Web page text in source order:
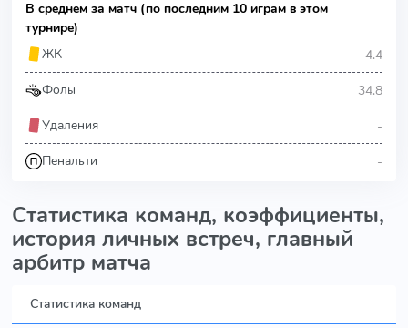
В среднем за матч (по последним 10 играм в этом
турнире)
ЖК
4.4
Фолы 34.8
Удаления -
Пенальти -
Статистика команд, коэффициенты,
история личных встреч, главный
арбитр матча
Статистика команд